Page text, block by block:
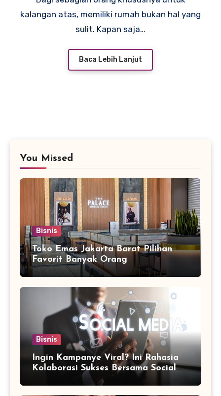
kalangan atas, memiliki rumah bukan hal yang
sulit. Kapan saja…
Baca Lebih Lanjut
You Missed
Bisnis
Toko Emas Jakarta Barat Pilihan
Favorit Banyak Orang
Bisnis
Ingin Kampanye Viral? Ini Rahasia
Kolaborasi Sukses Bersama Social
Media Marketing Agency